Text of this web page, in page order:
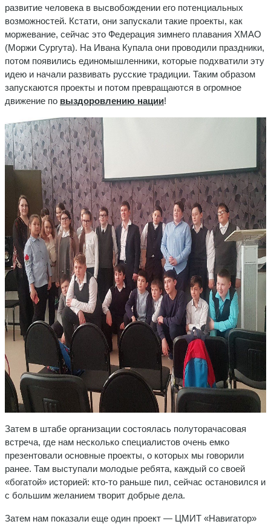
развитие человека в высвобождении его потенциальных
возможностей. Кстати, они запускали такие проекты, как
моржевание, сейчас это Федерация зимнего плавания ХМАО
(Моржи Сургута). На Ивана Купала они проводили праздники,
потом появились единомышленники, которые подхватили эту
идею и начали развивать русские традиции. Таким образом
запускаются проекты и потом превращаются в огромное
движение по выздоровлению нации!
Затем в штабе организации состоялась полуторачасовая
встреча, где нам несколько специалистов очень емко
презентовали основные проекты, о которых мы говорили
ранее. Там выступали молодые ребята, каждый со своей
«богатой» историей: кто-то раньше пил, сейчас остановился и
с большим желанием творит добрые дела.
Затем нам показали еще один проект — ЦМИТ «Навигатор»